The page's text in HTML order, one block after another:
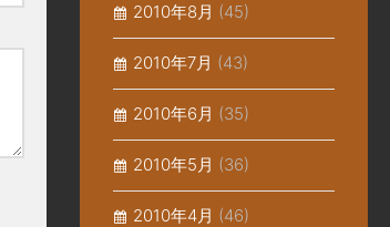
2010年8月 (45)
2010年7月 (43)
2010年6月 (35)
2010年5月 (36)
2010年4月 (46)